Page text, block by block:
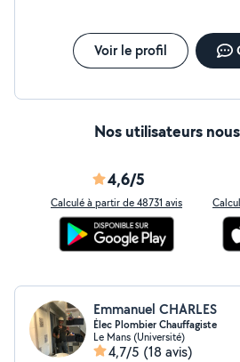
Voir le profil
Nos utilisateurs
4,6/5
Calculé à partir de 48731 avis
Emmanuel CHARLES
Élec Plombier Chauffagiste
Le Mans (Université)
4,7/5 (18 avis)